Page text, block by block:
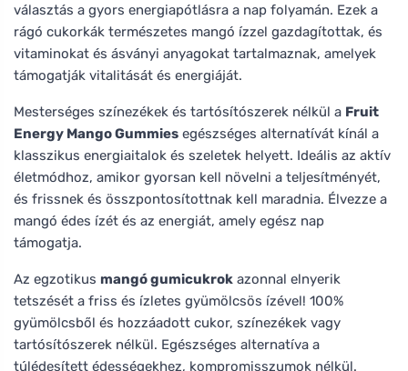
választás a gyors energiapótlásra a nap folyamán. Ezek a
rágó cukorkák természetes mangó ízzel gazdagítottak, és
vitaminokat és ásványi anyagokat tartalmaznak, amelyek
támogatják vitalitását és energiáját.
Mesterséges színezékek és tartósítószerek nélkül a Fruit
Energy Mango Gummies egészséges alternatívát kínál a
klasszikus energiaitalok és szeletek helyett. Ideális az aktív
életmódhoz, amikor gyorsan kell növelni a teljesítményét,
és frissnek és összpontosítottnak kell maradnia. Élvezze a
mangó édes ízét és az energiát, amely egész nap
támogatja.
Az egzotikus mangó gumicukrok azonnal elnyerik
tetszését a friss és ízletes gyümölcsös ízével! 100%
gyümölcsből és hozzáadott cukor, színezékek vagy
tartósítószerek nélkül. Egészséges alternatíva a
túlédesített édességekhez, kompromisszumok nélkül.